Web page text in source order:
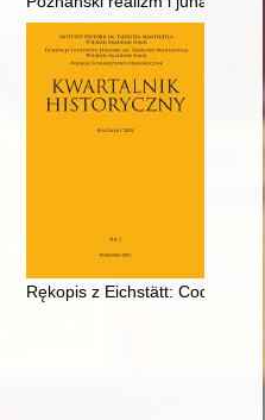
i pancernych" z ziemi
Rękopis z Eichstätt: Cod. st